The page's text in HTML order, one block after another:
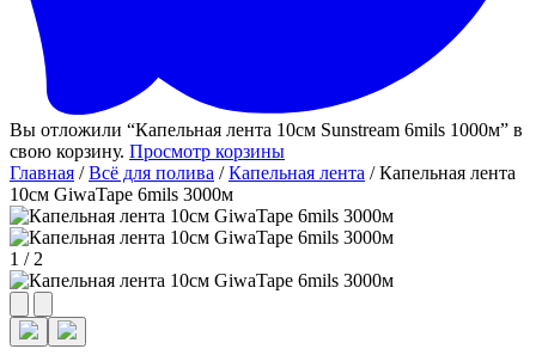
Вы отложили “Капельная лента 10см Sunstream 6mils 1000м” в
свою корзину. Просмотр корзины
Главная /Всё для полива /Капельная лента / Капельная лента
10см GiwaTape 6mils 3000м
1 / 2